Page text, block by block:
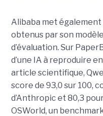
Alibaba met
obtenus par son
d’évaluation. Sur
d’une IA à reproduire
article scientifique,
score de 93,0 sur 100,
d’Anthropic et 80,3
OSWorld, un